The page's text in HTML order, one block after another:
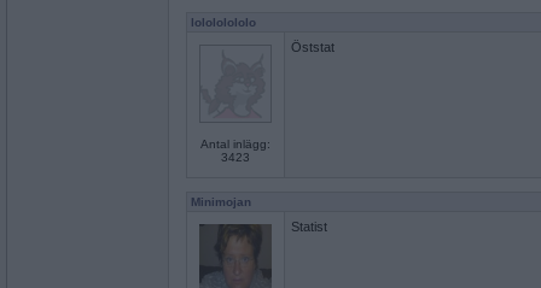
lolololololo
Antal inlägg:
3423
Öststat
Minimojan
Statist